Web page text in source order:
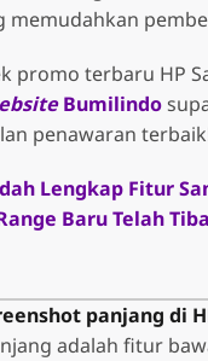
memudahkan
promo terbaru HP
Bumilindo
penawaran
Lengkap Fitur
Baru Telah
panjang di
adalah fitur